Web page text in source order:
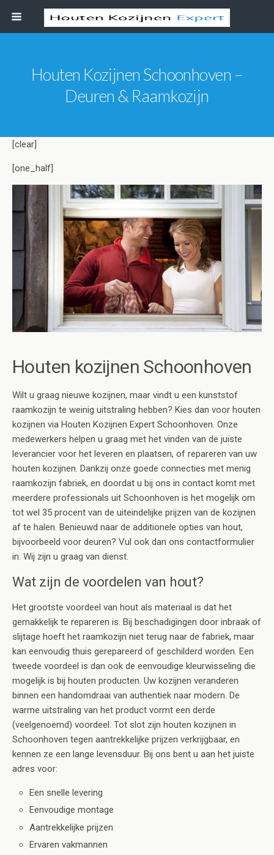
Houten Kozijnen Schoonhoven –
Deuren & Raamkozijn
[clear]
[one_half]
Houten kozijnen Schoonhoven
Wilt u graag nieuwe kozijnen, maar vindt u een kunststof
raamkozijn te weinig uitstraling hebben? Kies dan voor houten
kozijnen via Houten Kozijnen Expert Schoonhoven. Onze
medewerkers helpen u graag met het vinden van de juiste
leverancier voor het leveren en plaatsen, of repareren van uw
houten kozijnen. Dankzij onze goede connecties met menig
raamkozijn fabriek, en doordat u bij ons in contact komt met
meerdere professionals uit Schoonhoven is het mogelijk om
tot wel 35 procent van de uiteindelijke prijzen van de kozijnen
af te halen. Benieuwd naar de additionele opties van hout,
bijvoorbeeld voor deuren? Vul ook dan ons contactformulier
in. Wij zijn u graag van dienst.
Wat zijn de voordelen van hout?
Het grootste voordeel van hout als materiaal is dat het
gemakkelijk te repareren is. Bij beschadigingen door inbraak of
slijtage hoeft het raamkozijn niet terug naar de fabriek, maar
kan eenvoudig thuis gerepareerd of geschilderd worden. Een
tweede voordeel is dan ook de eenvoudige kleurwisseling die
mogelijk is bij houten producten. Uw kozijnen veranderen
binnen een handomdraai van authentiek naar modern. De
warme uitstraling van het product vormt een derde
(veelgenoemd) voordeel. Tot slot zijn houten kozijnen in
Schoonhoven tegen aantrekkelijke prijzen verkrijgbaar, en
kennen ze een lange levensduur. Bij ons bent u aan het juiste
adres voor:
Een snelle levering
Eenvoudige montage
Aantrekkelijke prijzen
Ervaren vakmannen